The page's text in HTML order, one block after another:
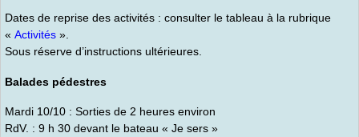
Dates de reprise des activités : consulter le tableau à la rubrique
« Activités ».
Sous réserve d’instructions ultérieures.
Balades pédestres
Mardi 10/10 : Sorties de 2 heures environ
RdV. : 9 h 30 devant le bateau « Je sers »